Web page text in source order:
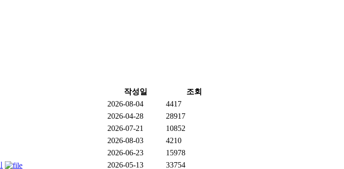
작성일
조회
2026-08-04
4417
2026-04-28
28917
2026-07-21
10852
2026-08-03
4210
2026-06-23
15978
2026-05-13 33754